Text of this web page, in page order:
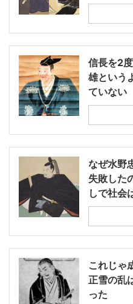
信長を2
雄という
ていない
なぜ水野
失敗した
しで社会
これじゃ
正雪の乱
った